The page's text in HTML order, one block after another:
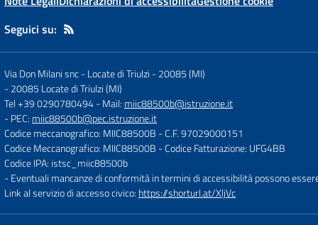
Seguici su:
Via Don Milani snc - Locate di Triulzi - 20085 (MI)
-20085 Locate di Triulzi (MI)
Tel +39 0290780494- Mail: miic88500b@istruzione.it
- PEC: miic88500b@pec.istruzione.it
Codice meccanografico: MIIC88500B - C.F. 97029000151
Codice Meccanografico: MIIC88500B - Codice Fatturazione: UFG4BB
Codice IPA: istsc_miic88500b
- Eventuali mancanze di conformità in termini di accessibilità possono
Link al servizio di accesso civico: https://shorturl.at/XljVc